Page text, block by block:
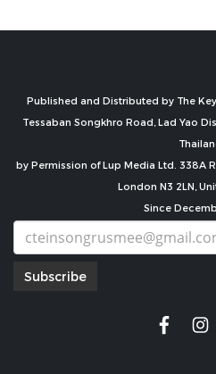
Published and Distributed by The
Tessaban Songkhro Road, Lad Yao
by Permission of Lup Media Ltd. 338A
London N3 2LN,
Since
Subscribe